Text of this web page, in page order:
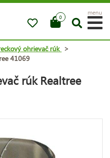
0
menu
ohrievač rúk >
41069
rúk Realtree